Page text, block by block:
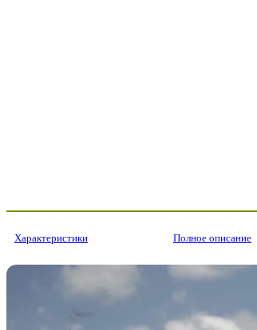
Характеристики Полное описание